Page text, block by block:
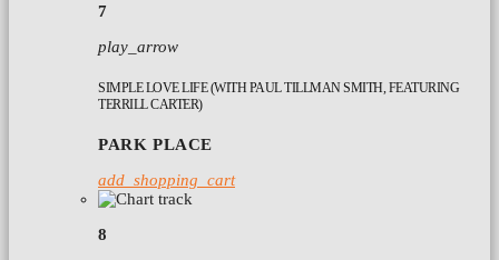
7
play_arrow
SIMPLE LOVE LIFE (WITH PAUL TILLMAN SMITH, FEATURING
TERRILL CARTER)
PARK PLACE
add_shopping_cart
8